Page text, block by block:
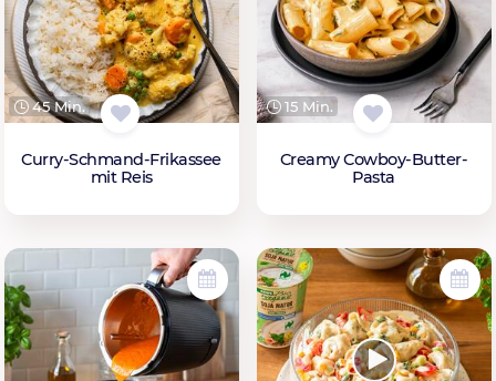
45 Min.
Curry-Schmand-Frikassee
mit Reis
15 Min.
Creamy Cowboy-Butter-
Pasta